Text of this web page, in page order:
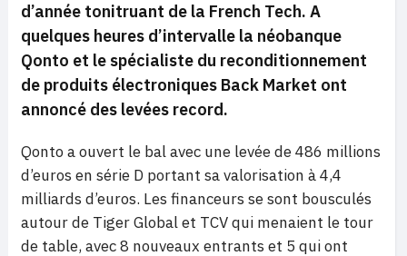
d’année tonitruant de la French Tech. A
quelques heures d’intervalle la néobanque
Qonto et le spécialiste du reconditionnement
de produits électroniques Back Market ont
annoncé des levées record.
Qonto a ouvert le bal avec une levée de 486 millions
d’euros en série D portant sa valorisation à 4,4
milliards d’euros. Les financeurs se sont bousculés
autour de Tiger Global et TCV qui menaient le tour
de table, avec 8 nouveaux entrants et 5 qui ont